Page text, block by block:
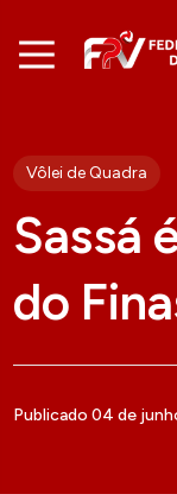
Vôlei de Quadra
Sassá
do
Publicado 04 de